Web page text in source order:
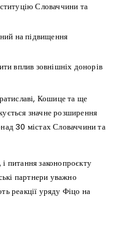
Словаччини та
на підвищення
вплив зовнішніх донорів
Кошице та ще
значне розширення
30 містах Словаччини та
питання законопроєкту
партнери уважно
реакції уряду Фіцо на